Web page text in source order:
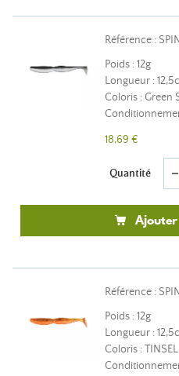
Référence :
Poids : 12g
Longueur :
Coloris : Green
18,69 €
Quantité remove
Référence :
Poids : 12g
Longueur :
Coloris :